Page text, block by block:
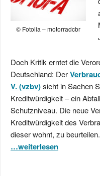
© Fotolia – motorradcbr
Doch Kritik erntet die
Deutschland: Der
V. (vzbv)sieht in Sachen
Kreditwürdigkeit – ein
Schutzniveau. Die neue
Kreditwürdigkeit des
dieser wohnt, zu beurteilen.
…weiterlesen